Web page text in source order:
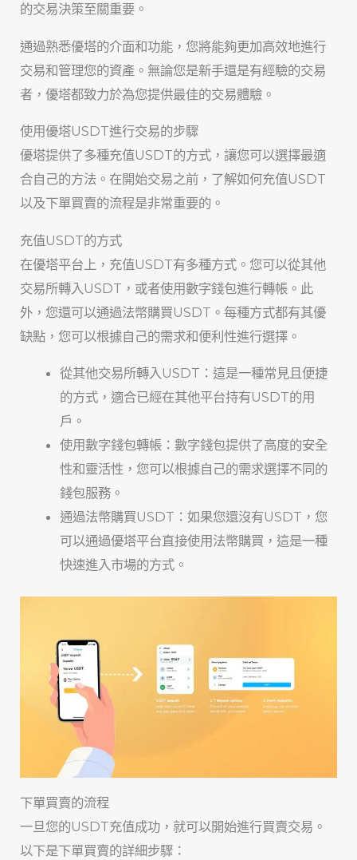
的交易決策至關重要。
通過熟悉優塔的介面和功能，您將能夠更加高效地進行
交易和管理您的資產。無論您是新手還是有經驗的交易
者，優塔都致力於為您提供最佳的交易體驗。
使用優塔USDT進行交易的步驟
優塔提供了多種充值USDT的方式，讓您可以選擇最適
合自己的方法。在開始交易之前，了解如何充值USDT
以及下單買賣的流程是非常重要的。
充值USDT的方式
在優塔平台上，充值USDT有多種方式。您可以從其他
交易所轉入USDT，或者使用數字錢包進行轉帳。此
外，您還可以通過法幣購買USDT。每種方式都有其優
缺點，您可以根據自己的需求和便利性進行選擇。
從其他交易所轉入USDT：這是一種常見且便捷
的方式，適合已經在其他平台持有USDT的用
戶。
使用數字錢包轉帳：數字錢包提供了高度的安全
性和靈活性，您可以根據自己的需求選擇不同的
錢包服務。
通過法幣購買USDT：如果您還沒有USDT，您
可以通過優塔平台直接使用法幣購買，這是一種
快速進入市場的方式。
下單買賣的流程
一旦您的USDT充值成功，就可以開始進行買賣交易。
以下是下單買賣的詳細步驟：